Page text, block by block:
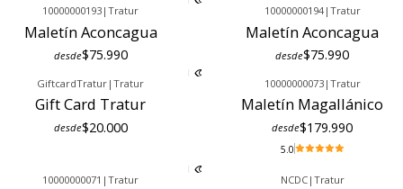
10000000193 |Tratur
Maletín Aconcagua
desde$75.990
10000000194| Tratur
Maletín Aconcagua
desde$75.990
GiftcardTratur |Tratur
Gift Card Tratur
desde$20.000
10000000073| Tratur
Maletín Magallánico
desde$179.990
5.0
10000000071 |Tratur NCDC| Tratur